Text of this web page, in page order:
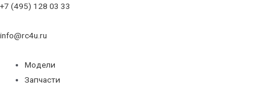
+7 (495) 128 03 33
info@rc4u.ru
Модели
Запчасти